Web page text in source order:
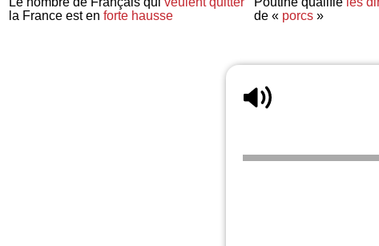
la France est enforte hausse
de « porcs»